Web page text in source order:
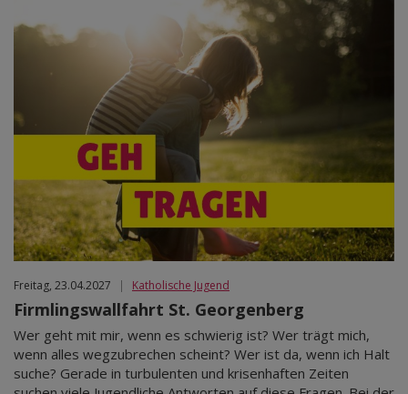
Freitag, 23.04.2027 Katholische Jugend
Firmlingswallfahrt St. Georgenberg
Wer geht mit mir, wenn es schwierig ist? Wer trägt mich,
wenn alles wegzubrechen scheint? Wer ist da, wenn ich Halt
suche? Gerade in turbulenten und krisenhaften Zeiten